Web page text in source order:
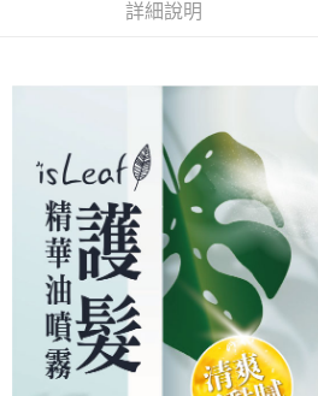
AFTEE先享後付
相關說明
【關於「AFTEE先享後付」】
AFTEE先享後付是「在收到商品之後才付款
便利好安心！
１．簡單：不需註冊會員、不需綁卡、不需儲
２．便利：只要手機號碼，簡訊認證，即可結
３．安心：先確認商品／服務後，再付款。
【「AFTEE先享後付」結帳流程】
１．於結帳方式選擇「AFTEE先享後付」後
ATM付款
運送方式
全家取貨付款
每筆NT$80，滿NT$999(含以上)免運費
詳細說明